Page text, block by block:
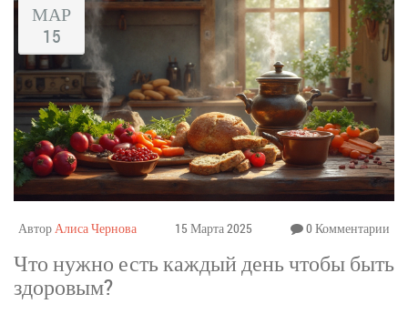
МАР
15
АвторАлиса Чернова 15 Марта 2025 0 Комментарии
Что нужно есть каждый день чтобы быть
здоровым?